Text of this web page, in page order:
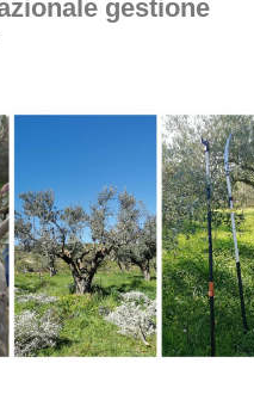
gestione